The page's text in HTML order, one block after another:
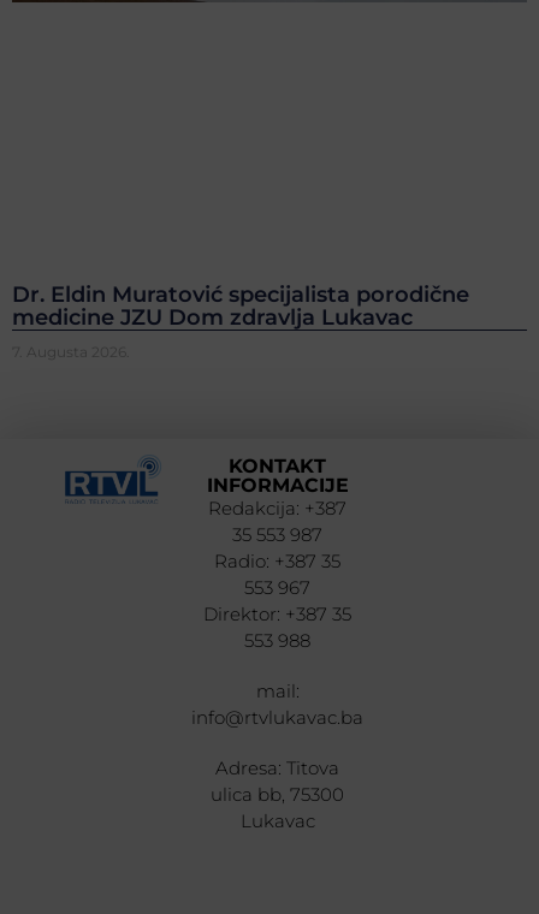
Dr. Eldin Muratović specijalista porodične
medicine JZU Dom zdravlja Lukavac
7. Augusta 2026.
KONTAKT
INFORMACIJE
Redakcija: +387
35 553 987
Radio: +387 35
553 967
Direktor: +387 35
553 988
mail:
info@rtvlukavac.ba
Adresa: Titova
ulica bb, 75300
Lukavac